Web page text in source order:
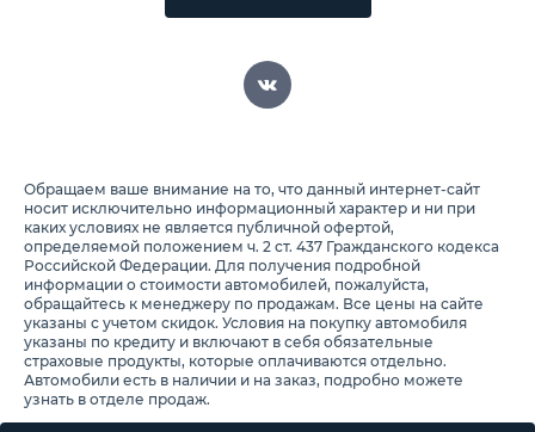
Обращаем ваше внимание на то, что данный интернет-сайт
носит исключительно информационный характер и ни при
каких условиях не является публичной офертой,
определяемой положением ч. 2 ст. 437 Гражданского кодекса
Российской Федерации. Для получения подробной
информации о стоимости автомобилей, пожалуйста,
обращайтесь к менеджеру по продажам. Все цены на сайте
указаны с учетом скидок. Условия на покупку автомобиля
указаны по кредиту и включают в себя обязательные
страховые продукты, которые оплачиваются отдельно.
Автомобили есть в наличии и на заказ, подробно можете
узнать в отделе продаж.
Предоставляя свои персональные данные и используя